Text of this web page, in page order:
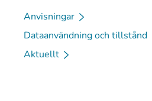
Anvisningar
Dataanvändning och tillstånd
Aktuellt